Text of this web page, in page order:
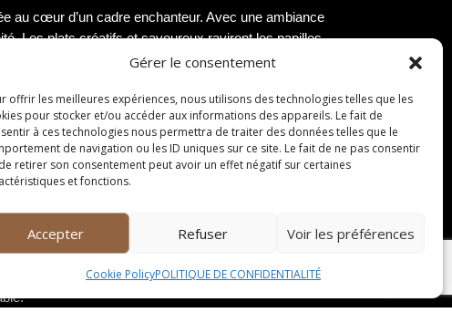
Gérer le consentement
offrir les meilleures expériences, nous utilisons des technologies telles que les
pour stocker et/ou accéder aux informations des appareils. Le fait de
à ces technologies nous permettra de traiter des données telles que le
de navigation ou les ID uniques sur ce site. Le fait de ne pas consentir
retirer son consentement peut avoir un effet négatif sur certaines
et fonctions.
Accepter Refuser Voir les préférences
Cookie PolicyPOLITIQUE DE CONFIDENTIALITÉ
au cœur d’un cadre enchanteur. Avec une ambiance
Les plats créatifs et savoureux raviront les papilles
avec passion. Ce restaurant renommé pour sa
L’ambiance conviviale et le service attentionné
élégance et sa créativité. Dans un cadre raffiné et
de saveurs audacieuses et des présentations